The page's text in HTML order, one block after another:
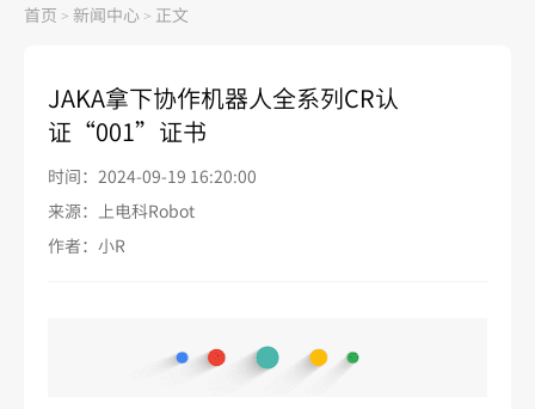
首页 > 新闻中心 > 正文
JAKA拿下协作机器人全系列CR认
证“001”证书
时间：2024-09-19 16:20:00
来源：上电科Robot
作者：小R